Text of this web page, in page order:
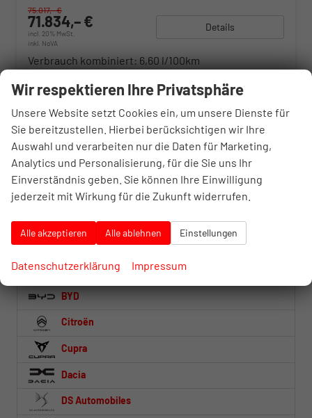
71.834,– €
incl. 20% MwSt.
inkl. NoVA
75.017,– €
Details
Verbrauch kombiniert: 6,60 l/100km
CO -Klasse:F
CO2-Emissionen:173,00 g/km
Fahrzeugnr.
Abarth
Alfa Romeo
Baw
BMW
BYD
Citroën
Cupra
Dacia
DS Automobiles
Wir respektieren Ihre Privatsphäre
Unsere Website setzt Cookies ein, um unsere Dienste für
Sie bereitzustellen. Hierbei berücksichtigen wir Ihre
Auswahl und verarbeiten nur die Daten für Marketing,
Analytics und Personalisierung, für die Sie uns Ihr
Einverständnis geben. Sie können Ihre Einwilligung
jederzeit mit Wirkung für die Zukunft widerrufen.
Alle akzeptieren Alle ablehnen Einstellungen
Datenschutzerklärung Impressum